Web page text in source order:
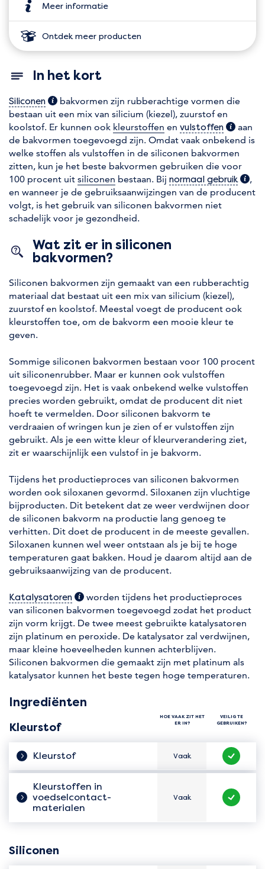
Meer informatie
Ontdek meer producten
In het kort
Siliconen (extra informatie)
bakvormen zijn rubberachtige vormen die
bestaan uit een mix van silicium (kiezel), zuurstof en
koolstof. Er kunnen ook kleurstoffen en vulstoffen (extra
aan
de bakvormen toegevoegd zijn. Omdat vaak onbekend is
welke stoffen als vulstoffen in de siliconen bakvormen
zitten, kun je het beste bakvormen gebruiken die voor
100 procent uit siliconen bestaan. Bij normaal gebruik
,
en wanneer je de gebruiksaanwijzingen van de producent
volgt, is het gebruik van siliconen bakvormen niet
schadelijk voor je gezondheid.
Wat zit er in siliconen
bakvormen?
Siliconen bakvormen zijn gemaakt van een rubberachtig
materiaal dat bestaat uit een mix van silicium (kiezel),
zuurstof en koolstof. Meestal voegt de producent ook
kleurstoffen toe, om de bakvorm een mooie kleur te
geven.
Sommige siliconen bakvormen bestaan voor 100 procent
uit siliconenrubber. Maar er kunnen ook vulstoffen
toegevoegd zijn. Het is vaak onbekend welke vulstoffen
precies worden gebruikt, omdat de producent dit niet
hoeft te vermelden. Door siliconen bakvorm te
verdraaien of wringen kun je zien of er vulstoffen zijn
gebruikt. Als je een witte kleur of kleurverandering ziet,
zit er waarschijnlijk een vulstof in je bakvorm.
Tijdens het productieproces van siliconen bakvormen
worden ook siloxanen gevormd. Siloxanen zijn vluchtige
bijproducten. Dit betekent dat ze weer verdwijnen door
de siliconen bakvorm na productie lang genoeg te
verhitten. Dit doet de producent in de meeste gevallen.
Siloxanen kunnen wel weer ontstaan als je bij te hoge
temperaturen gaat bakken. Houd je daarom altijd aan de
gebruiksaanwijzing van de producent.
Katalysatoren (extra informatie)
worden tijdens het productieproces
van siliconen bakvormen toegevoegd zodat het product
zijn vorm krijgt. De twee meest gebruikte katalysatoren
zijn platinum en peroxide. De katalysator zal verdwijnen,
maar kleine hoeveelheden kunnen achterblijven.
Siliconen bakvormen die gemaakt zijn met platinum als
katalysator kunnen het beste tegen hoge temperaturen.
Ingrediënten
HOE VAAK ZIT HET
ER IN?
VEILIG TE
GEBRUIKEN?
Kleurstof
Kleurstof Hoe vaak zit het er in?
Vaak
Veilig te
Kleurstoffen in
voedselcontact­
materialen
Hoe vaak zit het er in?
Vaak
Veilig te
Siliconen